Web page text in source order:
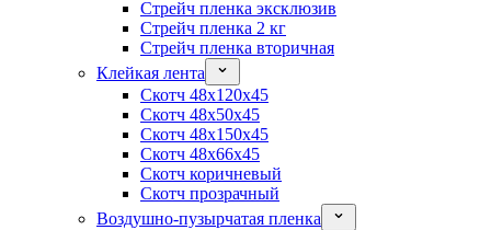
Стрейч пленка эксклюзив
Стрейч пленка 2 кг
Стрейч пленка вторичная
Клейкая лента
Скотч 48x120x45
Скотч 48x50x45
Скотч 48x150x45
Скотч 48x66x45
Скотч коричневый
Скотч прозрачный
Воздушно-пузырчатая пленка